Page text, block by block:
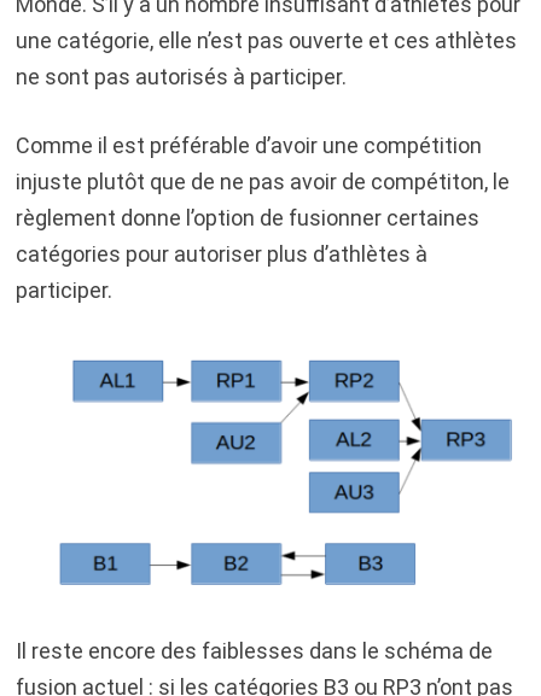
une catégorie, elle n’est pas ouverte et ces athlètes
ne sont pas autorisés à participer.
Comme il est préférable d’avoir une compétition
injuste plutôt que de ne pas avoir de compétiton, le
règlement donne l’option de fusionner certaines
catégories pour autoriser plus d’athlètes à
participer.
Il reste encore des faiblesses dans le schéma de
fusion actuel : si les catégories B3 ou RP3 n’ont pas